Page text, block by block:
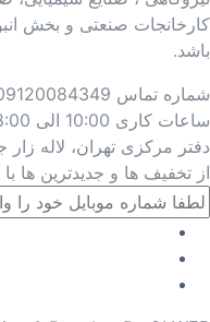
کارخانجات صنعتی و بخش
باشد.
شماره تماس
ساعات کاری 10:00 الی 18:00
دفتر مرکزی تهران، لاله زار
از تخفیف ها و جدیدترین ها